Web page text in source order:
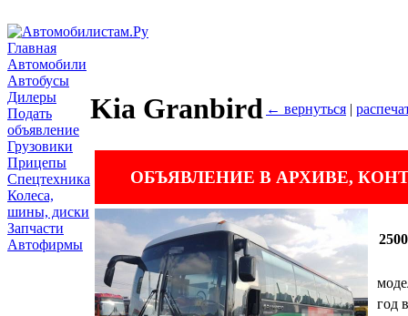
Главная
Автомобили
Автобусы
Дилеры
Подать
объявление
Грузовики
Прицепы
Спецтехника
Колеса,
шины, диски
Запчасти
Автофирмы
Kia Granbird ← вернуться |
ОБЪЯВЛЕНИЕ В АРХИВЕ,
год